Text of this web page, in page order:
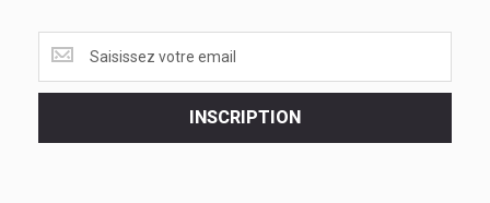
les
dernières
INSCRIPTION